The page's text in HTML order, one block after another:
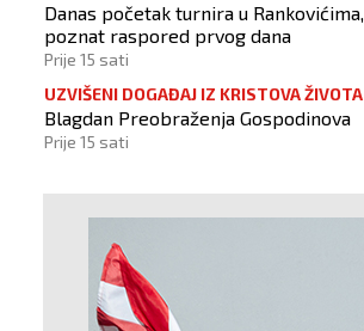
Danas početak turnira u Rankovićima,
poznat raspored prvog dana
Prije 15 sati
UZVIŠENI DOGAĐAJ IZ KRISTOVA ŽIVOTA
Blagdan Preobraženja Gospodinova
Prije 15 sati